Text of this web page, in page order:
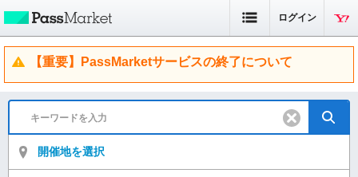
ログイン
【重要】PassMarketサービスの終了について
開催地を選択